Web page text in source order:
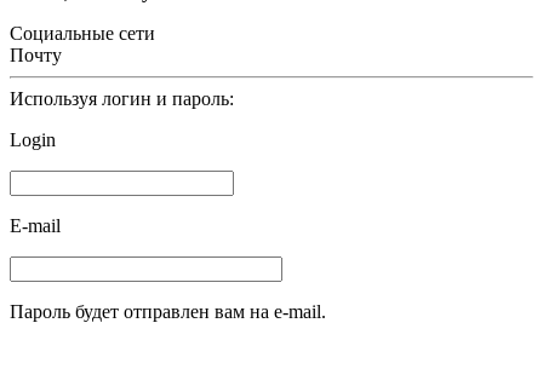
Социальные сети
Почту
Используя логин и пароль:
Login
E-mail
Пароль будет отправлен вам на e-mail.